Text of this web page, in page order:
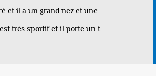
et il a un grand nez et une
est très sportif et il porte un t-